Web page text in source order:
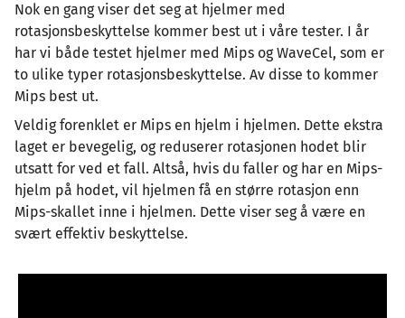
Nok en gang viser det seg at hjelmer med
rotasjonsbeskyttelse kommer best ut i våre tester. I år
har vi både testet hjelmer med Mips og WaveCel, som er
to ulike typer rotasjonsbeskyttelse. Av disse to kommer
Mips best ut.
Veldig forenklet er Mips en hjelm i hjelmen. Dette ekstra
laget er bevegelig, og reduserer rotasjonen hodet blir
utsatt for ved et fall. Altså, hvis du faller og har en Mips-
hjelm på hodet, vil hjelmen få en større rotasjon enn
Mips-skallet inne i hjelmen. Dette viser seg å være en
svært effektiv beskyttelse.